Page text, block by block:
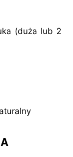
(duża lub 2